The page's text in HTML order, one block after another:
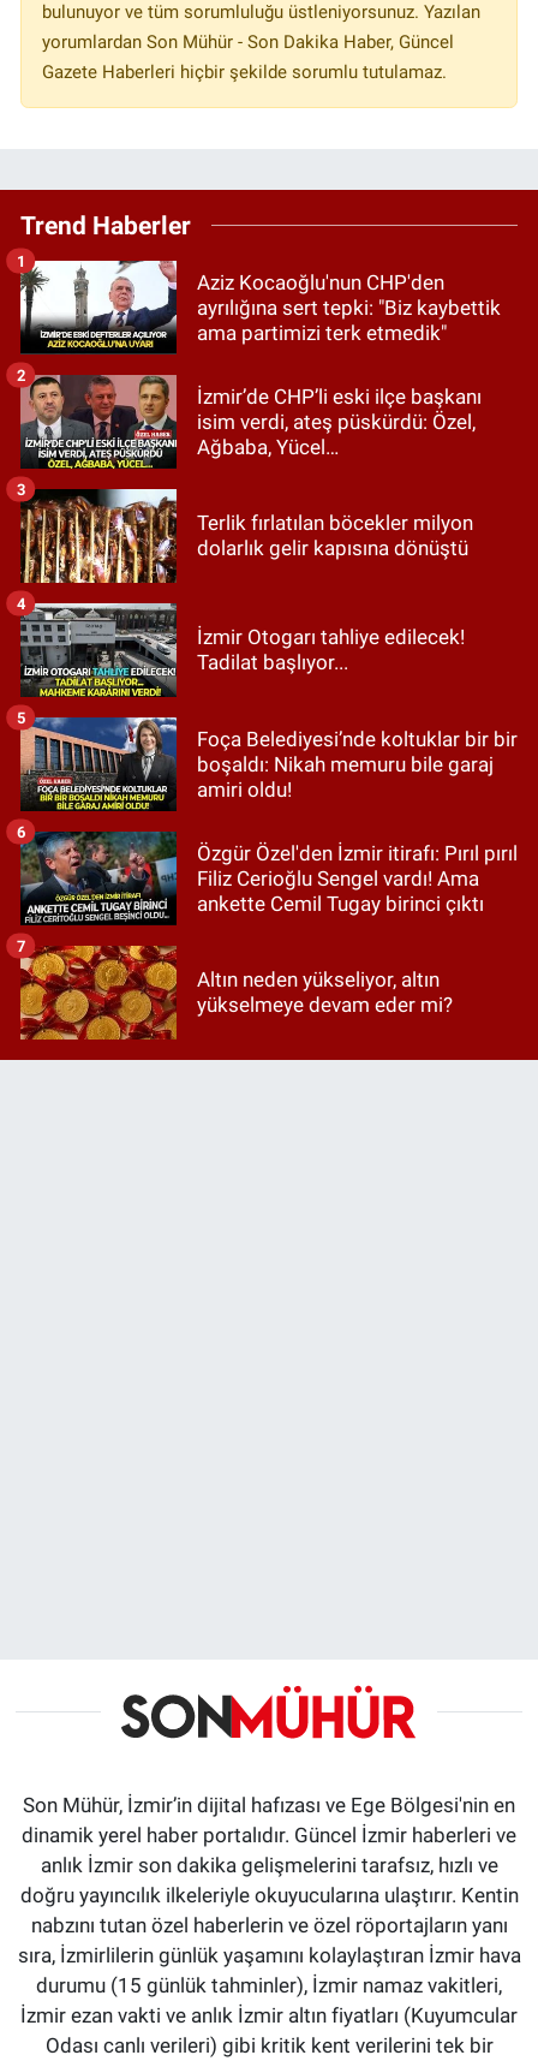
bulunuyor ve tüm sorumluluğu üstleniyorsunuz. Yazılan
yorumlardan Son Mühür - Son Dakika Haber, Güncel
Gazete Haberleri hiçbir şekilde sorumlu tutulamaz.
Trend Haberler
Aziz Kocaoğlu'nun CHP'den
ayrılığına sert tepki: "Biz kaybettik
ama partimizi terk etmedik"
1
İzmir’de CHP’li eski ilçe başkanı
isim verdi, ateş püskürdü: Özel,
Ağbaba, Yücel…
2
Terlik fırlatılan böcekler milyon
dolarlık gelir kapısına dönüştü
3
İzmir Otogarı tahliye edilecek!
Tadilat başlıyor...
4
Foça Belediyesi’nde koltuklar bir bir
boşaldı: Nikah memuru bile garaj
amiri oldu!
5
Özgür Özel'den İzmir itirafı: Pırıl pırıl
Filiz Cerioğlu Sengel vardı! Ama
ankette Cemil Tugay birinci çıktı
6
Altın neden yükseliyor, altın
yükselmeye devam eder mi?
7
Son Mühür, İzmir’in dijital hafızası ve Ege Bölgesi'nin en
dinamik yerel haber portalıdır. Güncel İzmir haberleri ve
anlık İzmir son dakika gelişmelerini tarafsız, hızlı ve
doğru yayıncılık ilkeleriyle okuyucularına ulaştırır. Kentin
nabzını tutan özel haberlerin ve özel röportajların yanı
sıra, İzmirlilerin günlük yaşamını kolaylaştıran İzmir hava
durumu (15 günlük tahminler), İzmir namaz vakitleri,
İzmir ezan vakti ve anlık İzmir altın fiyatları (Kuyumcular
Odası canlı verileri) gibi kritik kent verilerini tek bir